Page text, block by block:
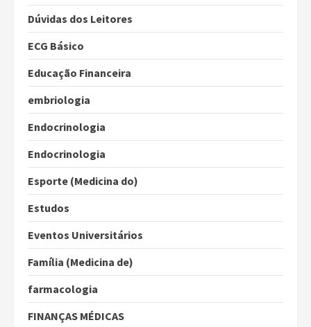
Dúvidas dos Leitores
ECG Básico
Educação Financeira
embriologia
Endocrinologia
Endocrinologia
Esporte (Medicina do)
Estudos
Eventos Universitários
Família (Medicina de)
farmacologia
FINANÇAS MÉDICAS